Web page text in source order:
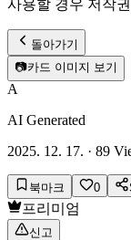
사용할 경우 저작
돌아가기
📷카드 이미지 보기
A
AI Generated
2025. 12. 17. · 89
북마크 0
프리미엄
신고